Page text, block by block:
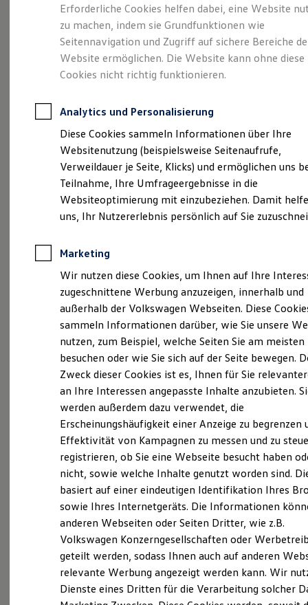
Leasing
Leasing-Angebote
Gebrauchtwagen Leasing
Junge Gebrauchtwagen-Leasing
Elektroauto Leasing
Kleinwagen-Leasing
Leasing ohne Anzahlung
Autokredit mit Schlussrate
Versicherungen und Garantien
Kfz-Versicherung
Restschuldversicherungen
Garantien
Wartungsverträge
Geschäftskunden
Professional Class bei Volkswagen
Großkunden
Behörden
Anpfiff zum Gewinn
Elektroautos
ID. Tutorials
Elektrofahrzeugkonzepte
Reichweite
Reichweite der ID. Modelle
Reichweite im Winter
Laden
Laden unterwegs
Laden Zuhause
Ladezeitensimulator
Batterie
Sicherheit
Garantie und Lebensdauer
Nachhaltigkeit
Technologie
Kosten und Kauf
Verbrauchskosten
Kaufoptionen
E-Auto-Förderung
Software und Konnektivität
Die ID. Software 6
ID. Software Versionen und Updates
Digitale Extras
Schnittstellen zu Ihrem ID.
Eine Spur Extra. Der
neue vollelektrische
ID. Polo
Impressum & Rechtliches
Erforderliche Cookies helfen dabei, eine Website
zu machen, indem sie Grundfunktionen wie
Seitennavigation und Zugriff auf sichere Bereiche
Website ermöglichen. Die Website kann ohne diese
Cookies nicht richtig funktionieren.
Analytics und Personalisierung
Diese Cookies sammeln Informationen über Ihre
Websitenutzung (beispielsweise Seitenaufrufe,
Verweildauer je Seite, Klicks) und ermöglichen uns
Teilnahme, Ihre Umfrageergebnisse in die
Websiteoptimierung mit einzubeziehen. Damit
uns, Ihr Nutzererlebnis persönlich auf Sie
Marketing
Wir nutzen diese Cookies, um Ihnen auf Ihre
zugeschnittene Werbung anzuzeigen, innerhalb und
außerhalb der Volkswagen Webseiten. Diese
sammeln Informationen darüber, wie Sie unsere
nutzen, zum Beispiel, welche Seiten Sie am meisten
besuchen oder wie Sie sich auf der Seite bewegen.
Zweck dieser Cookies ist es, Ihnen für Sie
an Ihre Interessen angepasste Inhalte anzubieten.
werden außerdem dazu verwendet, die
Erscheinungshäufigkeit einer Anzeige zu begrenzen
Effektivität von Kampagnen zu messen und zu
registrieren, ob Sie eine Webseite besucht haben
nicht, sowie welche Inhalte genutzt worden sind.
basiert auf einer eindeutigen Identifikation Ihres
sowie Ihres Internetgeräts. Die Informationen
anderen Webseiten oder Seiten Dritter, wie z.B.
Volkswagen Konzerngesellschaften oder
geteilt werden, sodass Ihnen auch auf anderen
relevante Werbung angezeigt werden kann. Wir
Dienste eines Dritten für die Verarbeitung solcher